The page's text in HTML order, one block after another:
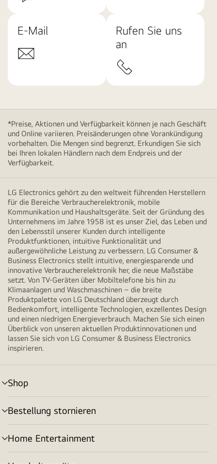
E-Mail
Rufen Sie uns
an
*Preise, Aktionen und Verfügbarkeit können je nach Geschäft
und Online variieren. Preisänderungen ohne Vorankündigung
vorbehalten. Die Mengen sind begrenzt. Erkundigen Sie sich
bei Ihren lokalen Händlern nach dem Endpreis und der
Verfügbarkeit.
LG Electronics gehört zu den weltweit führenden Herstellern
für die Bereiche Verbraucherelektronik, mobile
Kommunikation und Haushaltsgeräte. Seit der Gründung des
Unternehmens im Jahre 1958 ist es unser Ziel, das Leben und
den Lebensstil unserer Kunden durch intelligente
Produktfunktionen, intuitive Funktionalität und
außergewöhnliche Leistung zu verbessern. LG Consumer &
Business Electronics stellt intuitive, energiesparende und
innovative Verbraucherelektronik her, die neue Maßstäbe
setzt. Von TV-Geräten über Mobiltelefone bis hin zu
Klimaanlagen und Waschmaschinen – die breite
Produktpalette von LG Deutschland überzeugt durch
Bedienkomfort, intelligente Technologien, exzellentes Design
und einen niedrigen Energieverbrauch. Machen Sie sich einen
Überblick von unseren aktuellen Produktinnovationen und
lassen Sie sich von LG Consumer & Business Electronics
inspirieren.
Shop
Menü
umschalten
Bestellung stornieren
Menü
umschalten
Home Entertainment
Menü
umschalten